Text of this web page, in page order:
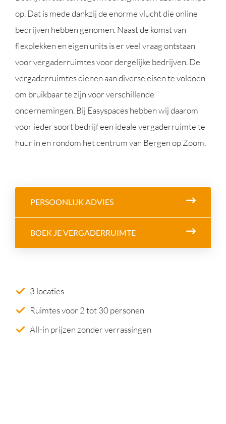
op. Dat is mede dankzij de enorme vlucht die online
bedrijven hebben genomen. Naast de komst van
flexplekken en eigen units is er veel vraag ontstaan
voor vergaderruimtes voor dergelijke bedrijven. De
vergaderruimtes dienen aan diverse eisen te voldoen
om bruikbaar te zijn voor verschillende
ondernemingen. Bij Easyspaces hebben wij daarom
voor ieder soort bedrijf een ideale vergaderruimte te
huur in en rondom het centrum van Bergen op Zoom.
PERSOONLIJK ADVIES
BOEK JE VERGADERRUIMTE
3 locaties
Ruimtes voor 2 tot 30 personen
All-in prijzen zonder verrassingen